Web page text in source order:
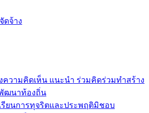
ดจ้าง
ความคิดเห็น แนะนำ ร่วมคิดร่วมทำสร้าง
ฒนาท้องถิ่น
รียนการทุจริตและประพฤติมิชอบ